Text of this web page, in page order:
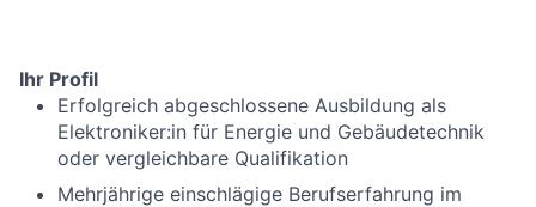
Ihr Profil
Erfolgreich abgeschlossene Ausbildung als
Elektroniker:in für Energie und Gebäudetechnik
oder vergleichbare Qualifikation
Mehrjährige einschlägige Berufserfahrung im